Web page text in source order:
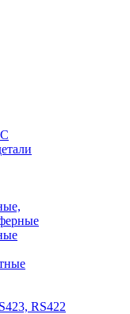
RS422